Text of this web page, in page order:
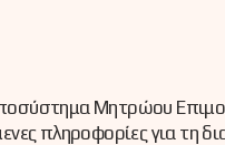
Μητρώου
πληροφορίες για τη